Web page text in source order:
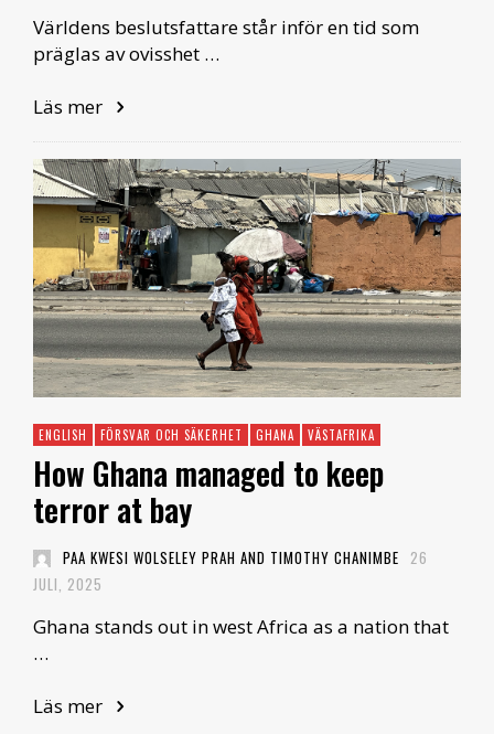
Världens beslutsfattare står inför en tid som
präglas av ovisshet …
Läs mer
ENGLISH FÖRSVAR OCH SÄKERHET GHANA VÄSTAFRIKA
How Ghana managed to keep
terror at bay
PAA KWESI WOLSELEY PRAH AND TIMOTHY CHANIMBE 26
JULI, 2025
Ghana stands out in west Africa as a nation that
…
Läs mer